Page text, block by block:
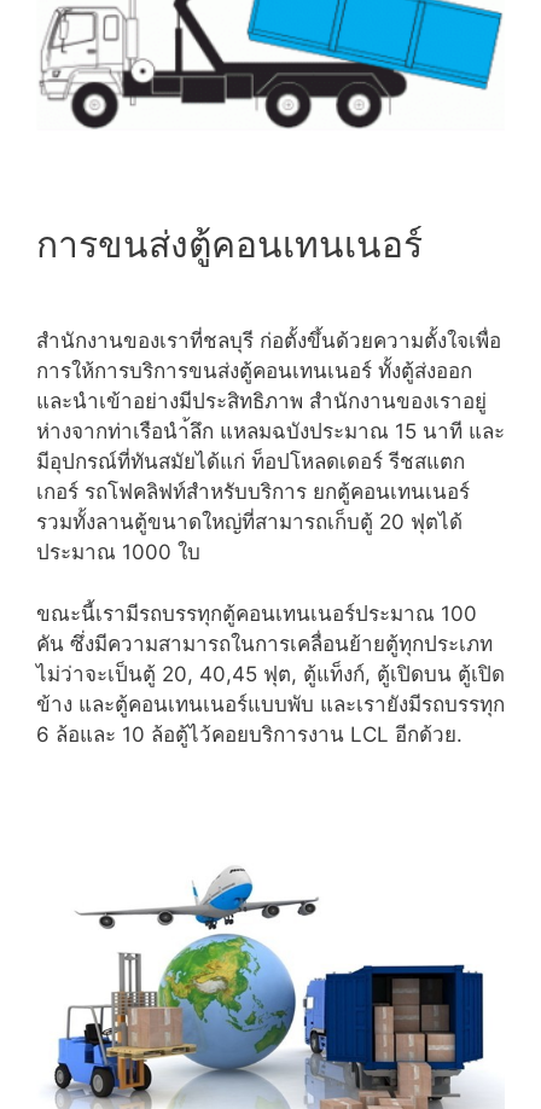
การขนส่งตู้คอนเทนเนอร์
สำนักงานของเราที่ชลบุรี ก่อตั้งขึ้นด้วยความตั้งใจเพื่อ
การให้การบริการขนส่งตู้คอนเทนเนอร์ ทั้งตู้ส่งออก
และนำเข้าอย่างมีประสิทธิภาพ สำนักงานของเราอยู่
ห่างจากท่าเรือนำ้ลึก แหลมฉบังประมาณ 15 นาที และ
มีอุปกรณ์ที่ทันสมัยได้แก่ ท็อปโหลดเดอร์ รีชสแตก
เกอร์ รถโฟคลิฟท์สำหรับบริการ ยกตู้คอนเทนเนอร์
รวมทั้งลานตู้ขนาดใหญ่ที่สามารถเก็บตู้ 20 ฟุตได้
ประมาณ 1000 ใบ
ขณะนี้เรามีรถบรรทุกตู้คอนเทนเนอร์ประมาณ 100
คัน ซึ่งมีความสามารถในการเคลื่อนย้ายตู้ทุกประเภท
ไม่ว่าจะเป็นตู้ 20, 40,45 ฟุต, ตู้แท็งก์, ตู้เปิดบน ตู้เปิด
ข้าง และตู้คอนเทนเนอร์แบบพับ และเรายังมีรถบรรทุก
6 ล้อและ 10 ล้อตู้ไว้คอยบริการงาน LCL อีกด้วย.